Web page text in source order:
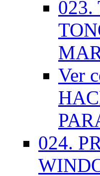
023.
Ver
024.